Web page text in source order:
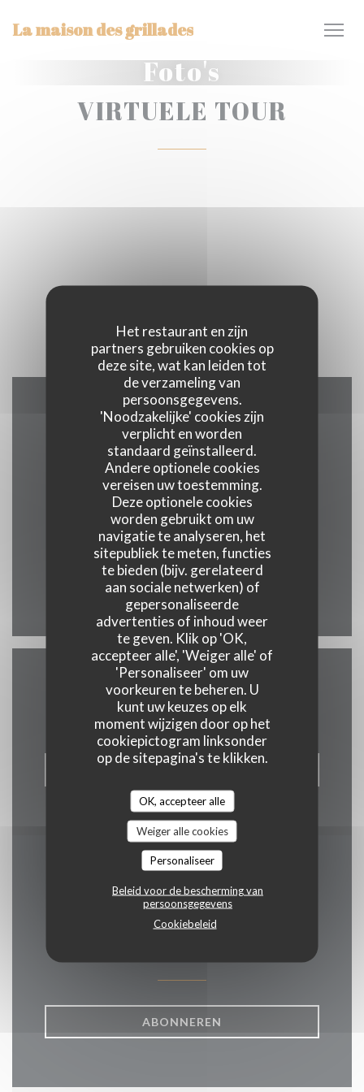
Het restaurant en zijn
partners gebruiken cookies op
deze site, wat kan leiden tot
de verzameling van
persoonsgegevens.
'Noodzakelijke' cookies zijn
verplicht en worden
standaard geïnstalleerd.
Andere optionele cookies
vereisen uw toestemming.
Deze optionele cookies
worden gebruikt om uw
navigatie te analyseren, het
sitepubliek te meten, functies
te bieden (bijv. gerelateerd
aan sociale netwerken) of
gepersonaliseerde
advertenties of inhoud weer
te geven. Klik op 'OK,
accepteer alle', 'Weiger alle' of
'Personaliseer' om uw
voorkeuren te beheren. U
kunt uw keuzes op elk
moment wijzigen door op het
cookiepictogram linksonder
op de sitepagina's te klikken.
OK, accepteer alle
Weiger alle cookies
Personaliseer
Beleid voor de bescherming van
persoonsgegevens
Cookiebeleid
La maison des grillades
Foto's
VIRTUELE TOUR
Plattegrond en Contact
19 rue saint martin 7500 Tournai
069 58 02 70
info@maisondesgrillades.be
Facebook ((opent in een
Neem contact met ons op
RESERVEER EEN TAFEL
Word op de hoogte
gehouden*
Schrijf je in op onze nieuwsbrief om gepersonaliseerde
ABONNEREN